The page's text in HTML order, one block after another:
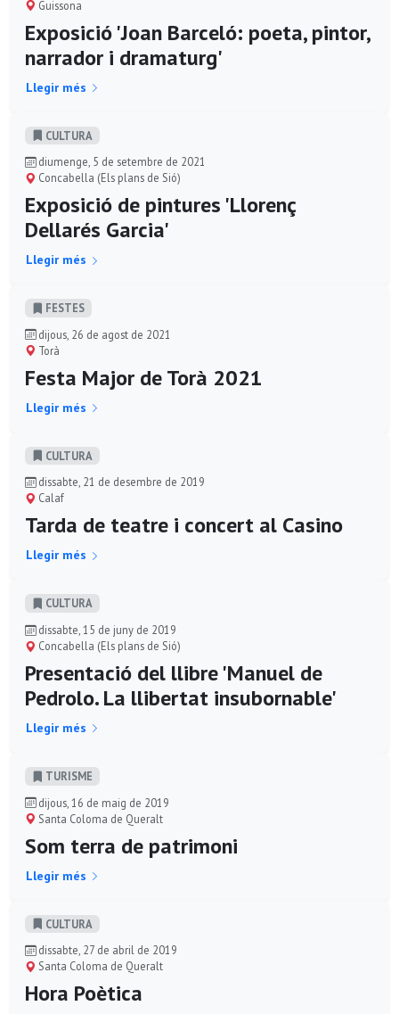
Guissona
Exposició 'Joan Barceló: poeta, pintor,
narrador i dramaturg'
Llegir més
CULTURA
diumenge, 5 de setembre de 2021
Concabella (Els plans de Sió)
Exposició de pintures 'Llorenç
Dellarés Garcia'
Llegir més
FESTES
dijous, 26 de agost de 2021
Torà
Festa Major de Torà 2021
Llegir més
CULTURA
dissabte, 21 de desembre de 2019
Calaf
Tarda de teatre i concert al Casino
Llegir més
CULTURA
dissabte, 15 de juny de 2019
Concabella (Els plans de Sió)
Presentació del llibre 'Manuel de
Pedrolo. La llibertat insubornable'
Llegir més
TURISME
dijous, 16 de maig de 2019
Santa Coloma de Queralt
Som terra de patrimoni
Llegir més
CULTURA
dissabte, 27 de abril de 2019
Santa Coloma de Queralt
Hora Poètica